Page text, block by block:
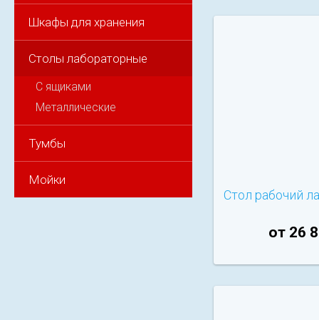
Шкафы для хранения
Столы лабораторные
С ящиками
Металлические
Тумбы
Мойки
Стол рабочий
от 26